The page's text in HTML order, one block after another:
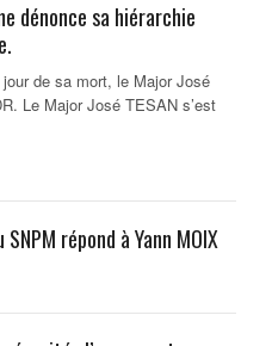
dénonce sa hiérarchie
de sa mort, le Major José
Le Major José TESAN s’est
SNPM répond à Yann MOIX